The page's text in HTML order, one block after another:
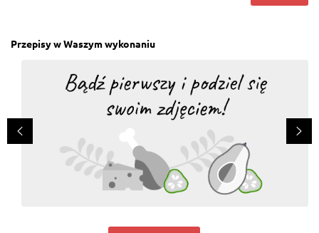
Przepisy w Waszym wykonaniu